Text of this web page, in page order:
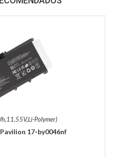
Polymer)
17-by0046nf